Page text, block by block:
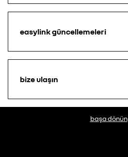
easylink güncellemeleri
bize ulaşın
başa dönün